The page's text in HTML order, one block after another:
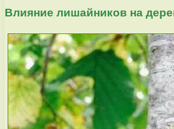
Влияние лишайников на